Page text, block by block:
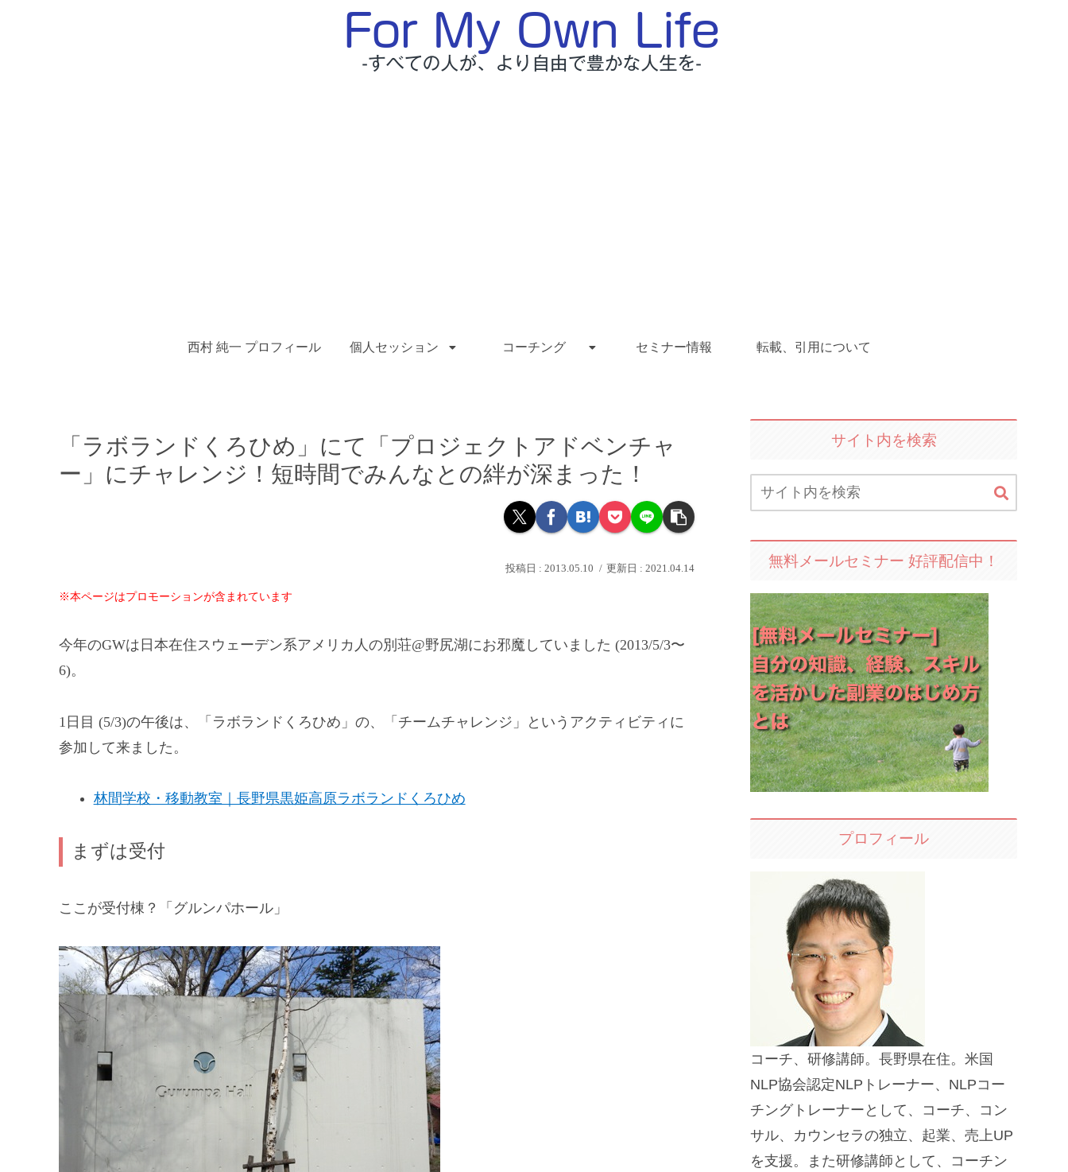
西村 純一 プロフィール 個人セッション コーチング セミナー情報 転載、引用について
「ラボランドくろひめ」にて「プロジェクトアドベンチャ
ー」にチャレンジ！短時間でみんなとの絆が深まった！
2013.05.10 2021.04.14
※本ページはプロモーションが含まれています
今年のGWは日本在住スウェーデン系アメリカ人の別荘@野尻湖にお邪魔していました (2013/5/3〜
6)。
1日目 (5/3)の午後は、「ラボランドくろひめ」の、「チームチャレンジ」というアクティビティに
参加して来ました。
林間学校・移動教室｜長野県黒姫高原ラボランドくろひめ
まずは受付
ここが受付棟？「グルンパホール」
サイト内を検索
無料メールセミナー 好評配信中！
プロフィール
コーチ、研修講師。長野県在住。米国
NLP協会認定NLPトレーナー、NLPコー
チングトレーナーとして、コーチ、コン
サル、カウンセラの独立、起業、売上UP
を支援。また研修講師として、コーチン